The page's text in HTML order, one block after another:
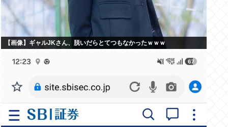
【画像】ギャルJKさん、脱いだらとてつもなかったｗｗｗ